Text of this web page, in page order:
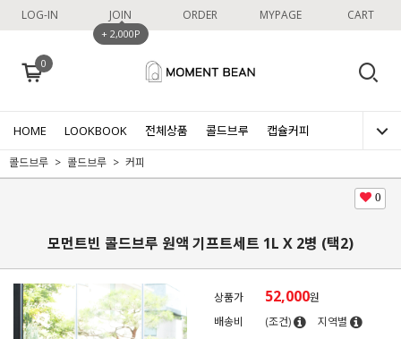
LOG-IN JOIN
+ 2,000P
ORDER MYPAGE CART
0
HOME LOOKBOOK 전체상품 콜드브루 캡슐커피
콜드브루 콜드브루 커피
0
모먼트빈 콜드브루 원액 기프트세트 1L X 2병 (택2)
상품가 52,000원
배송비
(조건) 지역별